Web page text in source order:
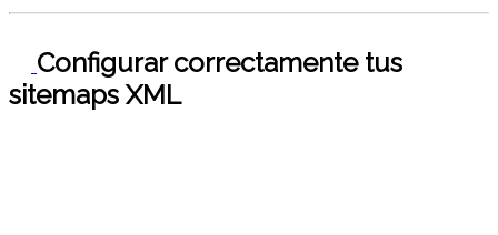
Configurar correctamente tus
sitemaps XML